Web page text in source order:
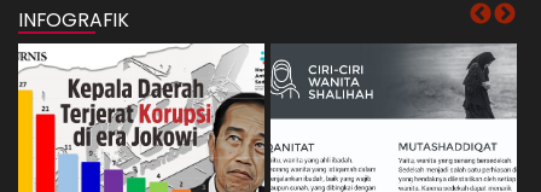
INFOGRAFIK